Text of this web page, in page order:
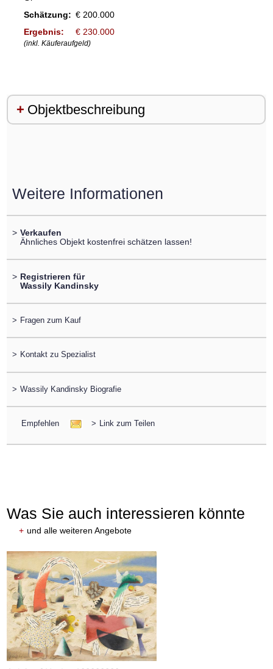
Schätzung: € 200.000
Ergebnis:
€ 230.000
(inkl. Käuferaufgeld)
Objektbeschreibung
Weitere Informationen
> Verkaufen
Ähnliches Objekt kostenfrei schätzen lassen!
> Registrieren für
Wassily Kandinsky
> Fragen zum Kauf
> Kontakt zu Spezialist
> Wassily Kandinsky Biografie
Empfehlen > Link zum Teilen
Was Sie auch interessieren könnte
+ und alle weiteren Angebote